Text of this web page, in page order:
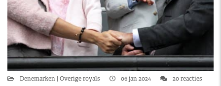
Denemarken Overige royals 06 jan 2024 20 reacties